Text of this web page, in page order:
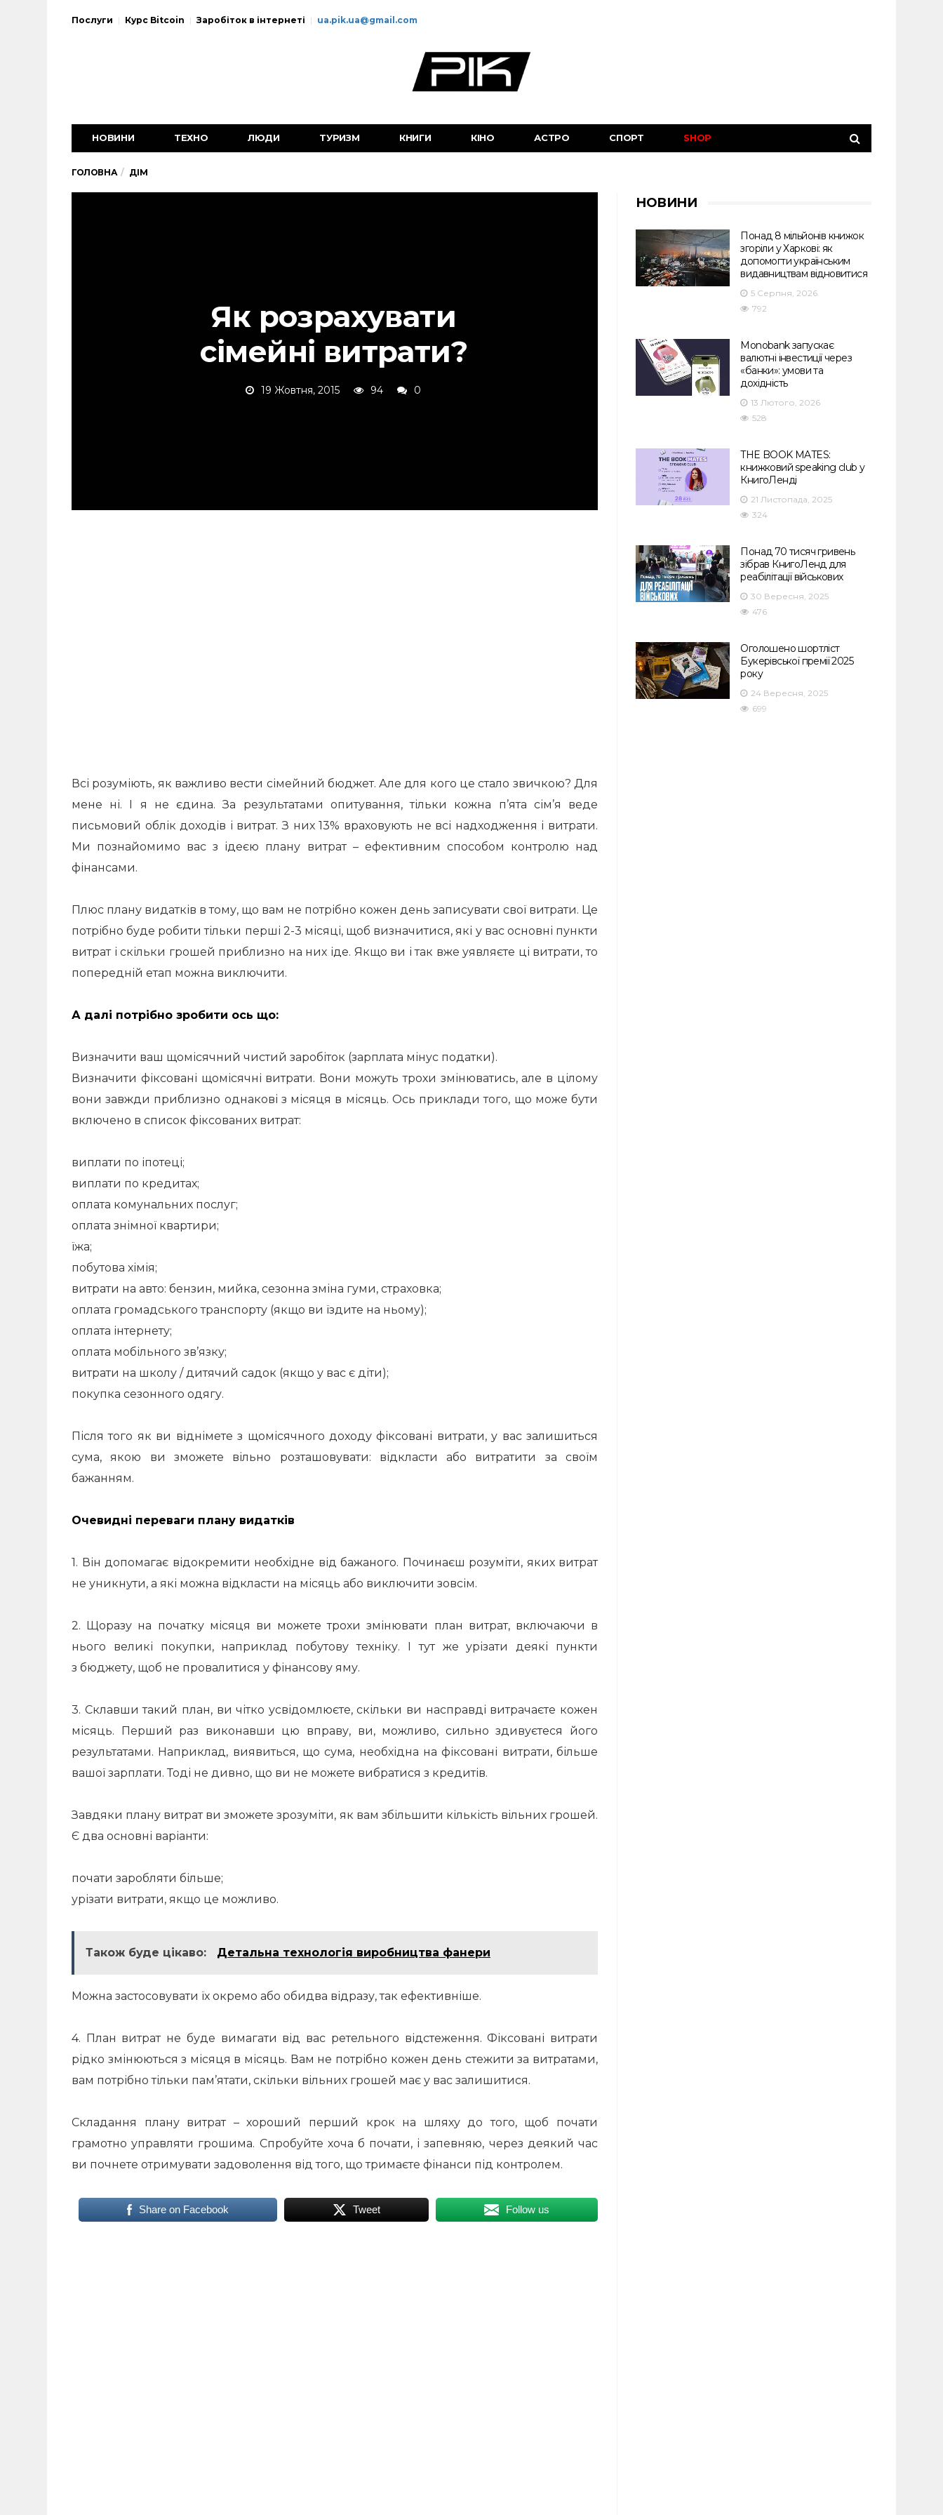
Послуги Курс Bitcoin Заробіток в інтернеті ua.pik.ua@gmail.com
НОВИНИ ТЕХНО ЛЮДИ ТУРИЗМ КНИГИ КІНО АСТРО СПОРТ SHOP
ГОЛОВНА ДІМ
Як розрахувати
сімейні витрати?
19 Жовтня, 2015 94 0
Всі розуміють, як важливо вести сімейний бюджет. Але для кого це стало звичкою? Для
мене ні. І я не єдина. За результатами опитування, тільки кожна п’ята сім’я веде
письмовий облік доходів і витрат. З них 13% враховують не всі надходження і витрати.
Ми познайомимо вас з ідеєю плану витрат – ефективним способом контролю над
фінансами.
Плюс плану видатків в тому, що вам не потрібно кожен день записувати свої витрати. Це
потрібно буде робити тільки перші 2-3 місяці, щоб визначитися, які у вас основні пункти
витрат і скільки грошей приблизно на них іде. Якщо ви і так вже уявляєте ці витрати, то
попередній етап можна виключити.
А далі потрібно зробити ось що:
Визначити ваш щомісячний чистий заробіток (зарплата мінус податки).
Визначити фіксовані щомісячні витрати. Вони можуть трохи змінюватись, але в цілому
вони завжди приблизно однакові з місяця в місяць. Ось приклади того, що може бути
включено в список фіксованих витрат:
виплати по іпотеці;
виплати по кредитах;
оплата комунальних послуг;
оплата знімної квартири;
їжа;
побутова хімія;
витрати на авто: бензин, мийка, сезонна зміна гуми, страховка;
оплата громадського транспорту (якщо ви їздите на ньому);
оплата інтернету;
оплата мобільного зв’язку;
витрати на школу / дитячий садок (якщо у вас є діти);
покупка сезонного одягу.
Після того як ви віднімете з щомісячного доходу фіксовані витрати, у вас залишиться
сума, якою ви зможете вільно розташовувати: відкласти або витратити за своїм
бажанням.
Очевидні переваги плану видатків
1. Він допомагає відокремити необхідне від бажаного. Починаєш розуміти, яких витрат
не уникнути, а які можна відкласти на місяць або виключити зовсім.
2. Щоразу на початку місяця ви можете трохи змінювати план витрат, включаючи в
нього великі покупки, наприклад побутову техніку. І тут же урізати деякі пункти
з бюджету, щоб не провалитися у фінансову яму.
3. Склавши такий план, ви чітко усвідомлюєте, скільки ви насправді витрачаєте кожен
місяць. Перший раз виконавши цю вправу, ви, можливо, сильно здивуєтеся його
результатами. Наприклад, виявиться, що сума, необхідна на фіксовані витрати, більше
вашої зарплати. Тоді не дивно, що ви не можете вибратися з кредитів.
Завдяки плану витрат ви зможете зрозуміти, як вам збільшити кількість вільних грошей.
Є два основні варіанти:
почати заробляти більше;
урізати витрати, якщо це можливо.
Також буде цікаво: Детальна технологія виробництва фанери
Можна застосовувати їх окремо або обидва відразу, так ефективніше.
4. План витрат не буде вимагати від вас ретельного відстеження. Фіксовані витрати
рідко змінюються з місяця в місяць. Вам не потрібно кожен день стежити за витратами,
вам потрібно тільки пам’ятати, скільки вільних грошей має у вас залишитися.
Складання плану витрат – хороший перший крок на шляху до того, щоб почати
грамотно управляти грошима. Спробуйте хоча б почати, і запевняю, через деякий час
ви почнете отримувати задоволення від того, що тримаєте фінанси під контролем.
Share on Facebook Tweet Follow us
НОВИНИ
Понад 8 мільйонів книжок
згоріли у Харкові: як
допомогти українським
видавництвам відновитися
5 Серпня, 2026
792
Monobank запускає
валютні інвестиції через
«банки»: умови та
дохідність
13 Лютого, 2026
528
THE BOOK MATES:
книжковий speaking club у
КнигоЛенді
21 Листопада, 2025
324
Понад 70 тисяч гривень
зібрав КнигоЛенд для
реабілітації військових
30 Вересня, 2025
476
Оголошено шортліст
Букерівської премії 2025
року
24 Вересня, 2025
699